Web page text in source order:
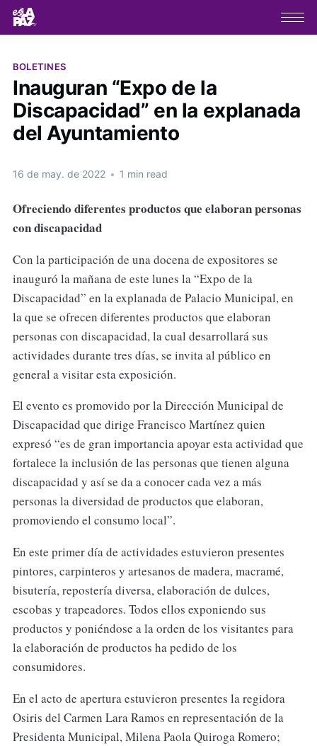
BOLETINES
Inauguran “Expo de la
Discapacidad” en la explanada
del Ayuntamiento
16 de may. de 2022 • 1 min read
Ofreciendo diferentes productos que elaboran personas
con discapacidad
Con la participación de una docena de expositores se
inauguró la mañana de este lunes la “Expo de la
Discapacidad” en la explanada de Palacio Municipal, en
la que se ofrecen diferentes productos que elaboran
personas con discapacidad, la cual desarrollará sus
actividades durante tres días, se invita al público en
general a visitar esta exposición.
El evento es promovido por la Dirección Municipal de
Discapacidad que dirige Francisco Martínez quien
expresó “es de gran importancia apoyar esta actividad que
fortalece la inclusión de las personas que tienen alguna
discapacidad y así se da a conocer cada vez a más
personas la diversidad de productos que elaboran,
promoviendo el consumo local”.
En este primer día de actividades estuvieron presentes
pintores, carpinteros y artesanos de madera, macramé,
bisutería, repostería diversa, elaboración de dulces,
escobas y trapeadores. Todos ellos exponiendo sus
productos y poniéndose a la orden de los visitantes para
la elaboración de productos ha pedido de los
consumidores.
En el acto de apertura estuvieron presentes la regidora
Osiris del Carmen Lara Ramos en representación de la
Presidenta Municipal, Milena Paola Quiroga Romero;